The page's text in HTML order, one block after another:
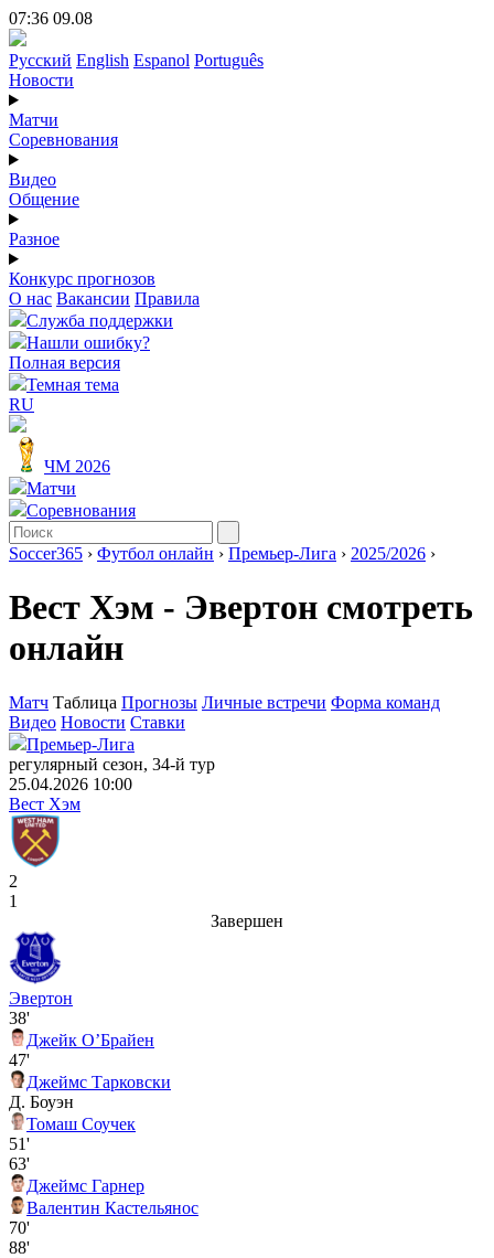
07:36 09.08
Русский English Espanol Português
Новости
Матчи
Соревнования
Видео
Общение
Разное
Конкурс прогнозов
О нас Вакансии Правила
Служба поддержки
Нашли ошибку?
Полная версия
Темная тема
RU
ЧМ 2026
Матчи
Соревнования
Soccer365 › Футбол онлайн › Премьер-Лига › 2025/2026 ›
Вест Хэм - Эвертон смотреть
онлайн
Матч Таблица Прогнозы Личные встречи Форма команд
Видео Новости Ставки
Премьер-Лига
регулярный сезон, 34-й тур
25.04.2026 10:00
Вест Хэм
2
1
Завершен
Эвертон
38'
Джейк О’Брайен
47'
Джеймс Тарковски
Д. Боуэн
Томаш Соучек
51'
63'
Джеймс Гарнер
Валентин Кастельянос
70'
88'